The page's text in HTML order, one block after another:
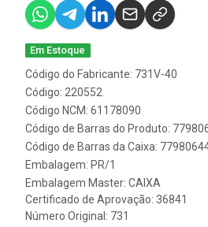
Em Estoque
Código do Fabricante: 731V-40
Código: 220552
Código NCM: 61178090
Código de Barras do Produto:
Código de Barras da Caixa:
Embalagem: PR/1
Embalagem Master: CAIXA
Certificado de Aprovação: 36841
Número Original: 731